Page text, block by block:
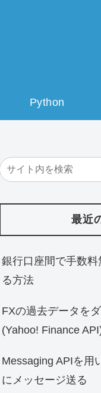
Python
最近
銀行口座間で手数
る方法
FXの過去データを
(Yahoo! Finance
Messaging APIを用
にメッセージ送る